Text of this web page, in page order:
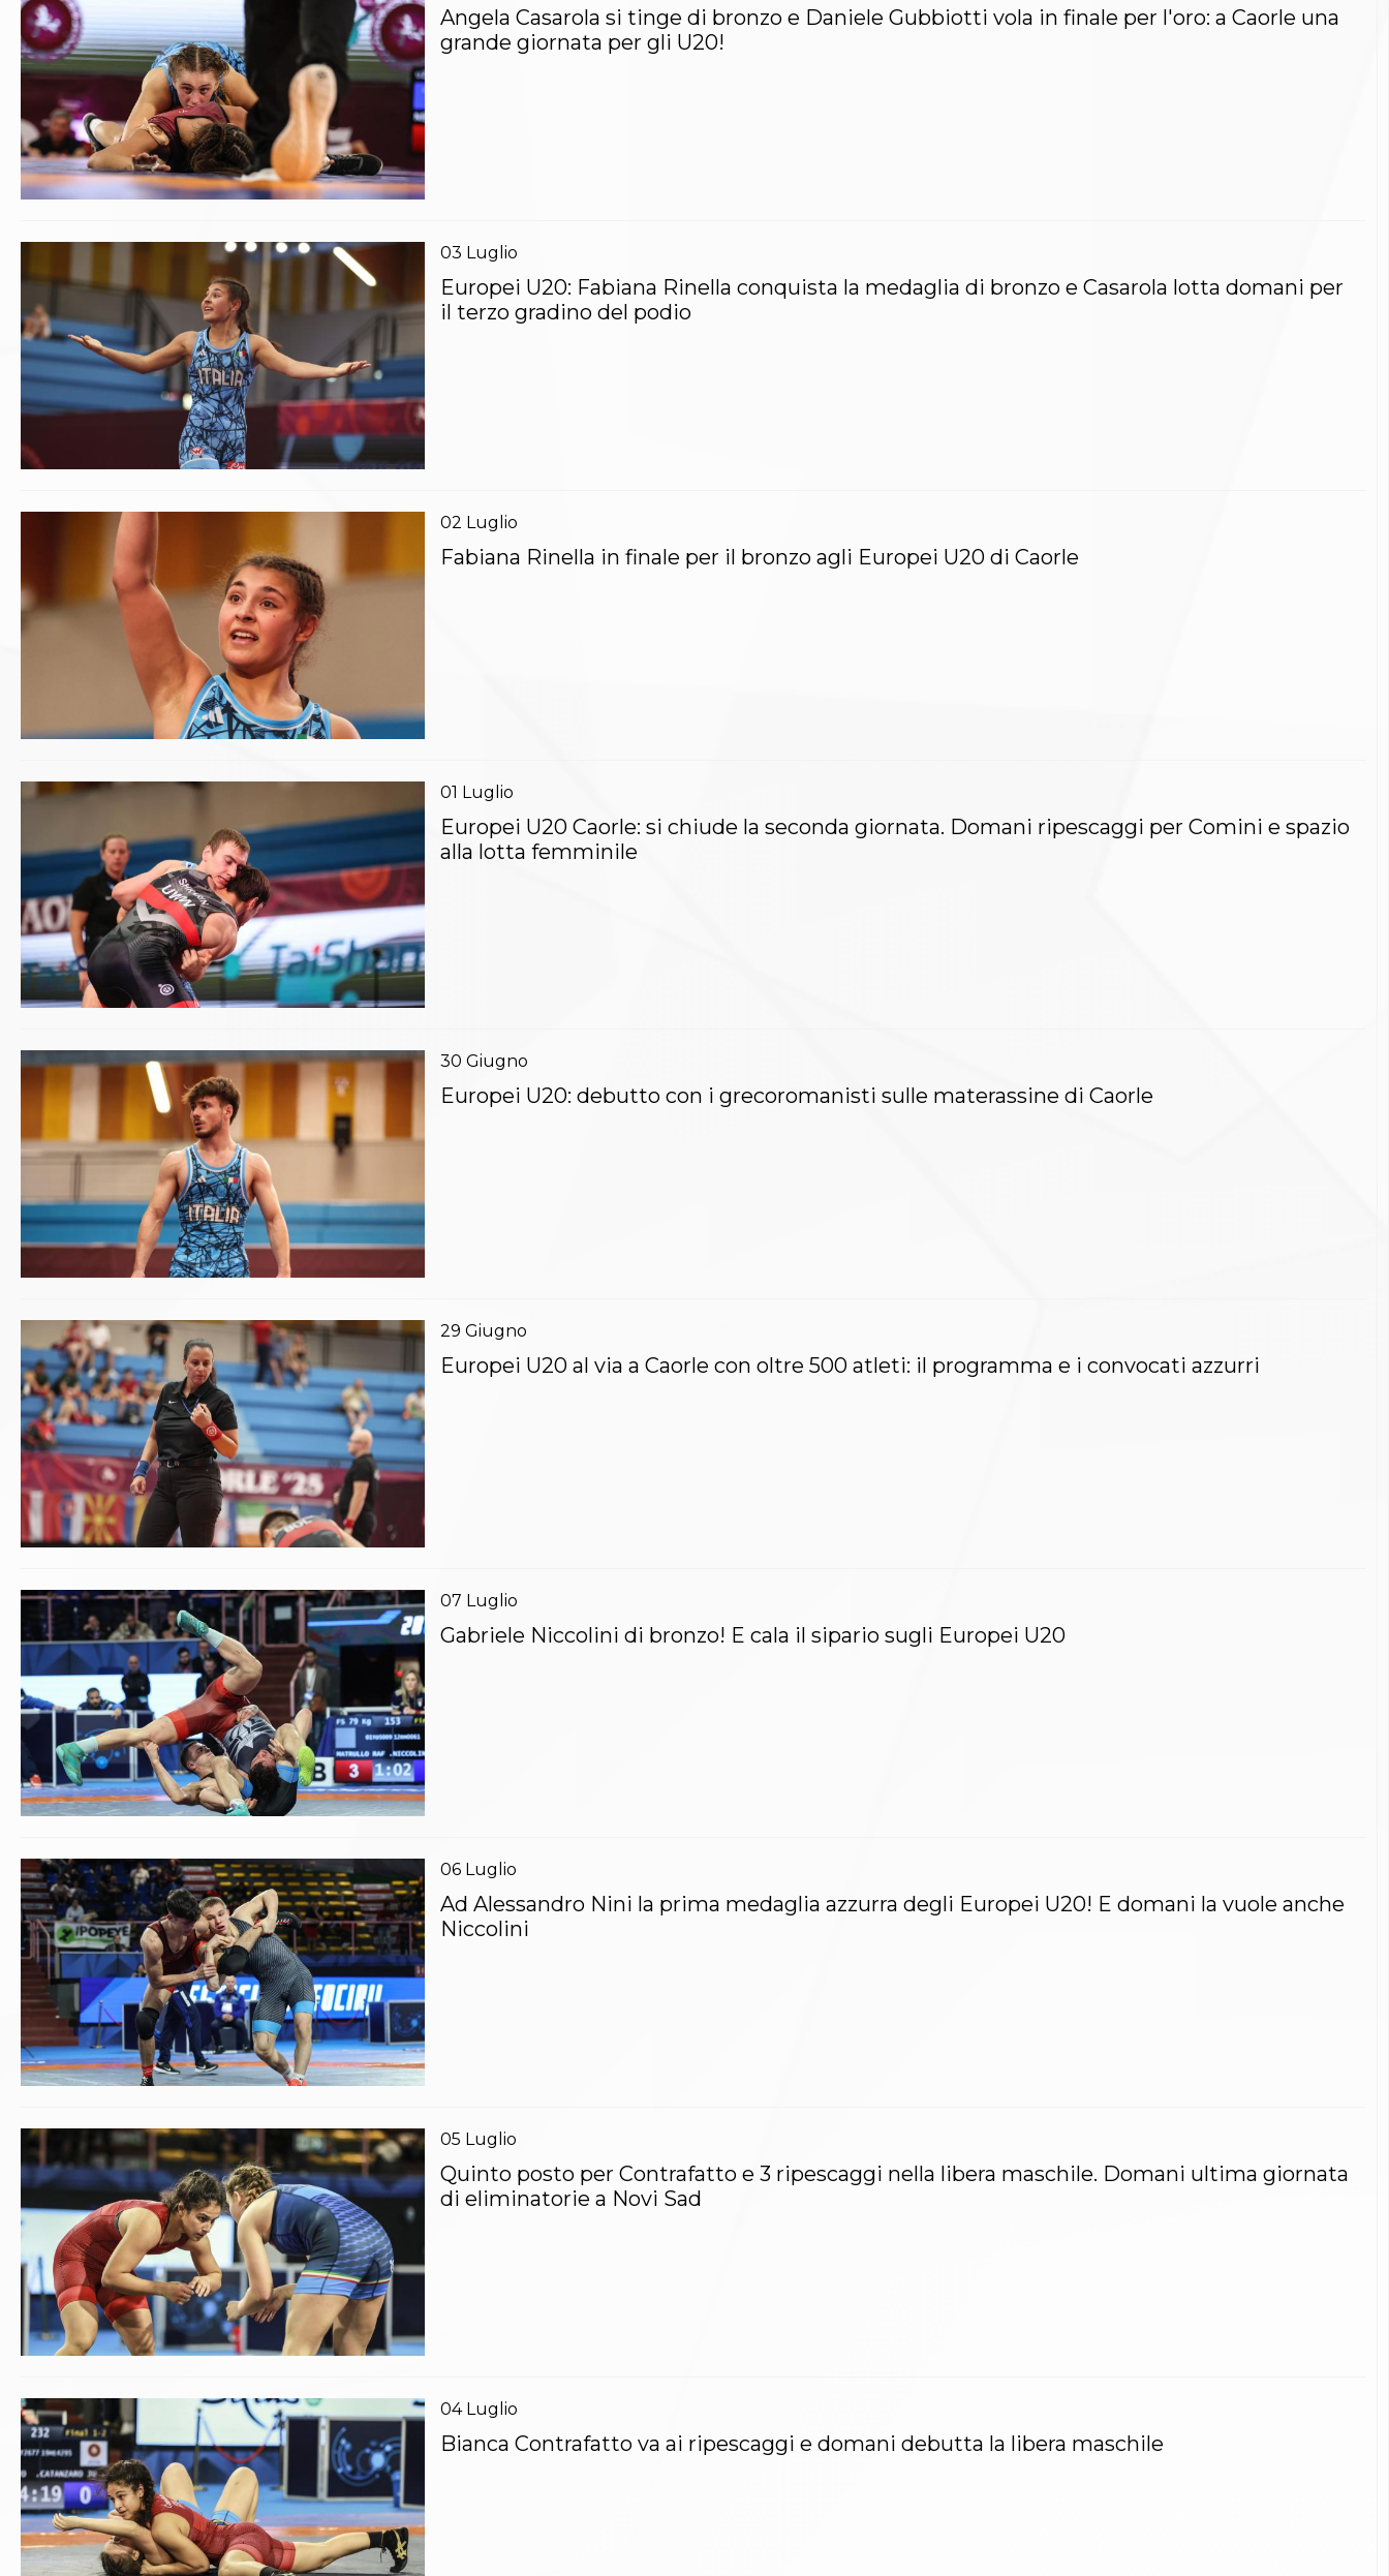
Libreria FIJLKAM
Athlon.net
Rivista ATHLON
Galleria Fotografica
Video
Partners
Trasparenza
FIJLKAM trasparente
Amministrazione
Gare d’Appalto
Whistleblowing
Judo
La disciplina
News
Attività Didattica
Gare e Risultati
Albi Federali
Arbitri
Lotta
La disciplina
Gare e Risultati
Albi Federali
Karate
La disciplina
News
Gare e Risultati
Attività Didattica
Albi Federali
Arti marziali
Aikido
Sumo
Grappling
BJJ
Pancrazio/Pankration
S'istrumpa
News
Calendario Attività
Difesa Personale MGA
La disciplina
Mappa del sito
Cerca
Contatti
News
Cookies Accept
Newsletter
Catalogo formativo
Webinar
Corsi Monotematici
Corsi di Specializzazione
Edutraining class - Didattica infantile
Corso dirigenti sportivi
Corso Direttore di Gara
Abilitazioni
Sportello Fiscale
News
Modulistica
FAQ
Quesiti fiscali
Sostenibilità
Angela Casarola si tinge di bronzo e Daniele Gubbiotti vola in finale per l'oro: a Caorle una
grande giornata per gli U20!
03 Luglio
Europei U20: Fabiana Rinella conquista la medaglia di bronzo e Casarola lotta domani per
il terzo gradino del podio
02 Luglio
Fabiana Rinella in finale per il bronzo agli Europei U20 di Caorle
01 Luglio
Europei U20 Caorle: si chiude la seconda giornata. Domani ripescaggi per Comini e spazio
alla lotta femminile
30 Giugno
Europei U20: debutto con i grecoromanisti sulle materassine di Caorle
29 Giugno
Europei U20 al via a Caorle con oltre 500 atleti: il programma e i convocati azzurri
07 Luglio
Gabriele Niccolini di bronzo! E cala il sipario sugli Europei U20
06 Luglio
Ad Alessandro Nini la prima medaglia azzurra degli Europei U20! E domani la vuole anche
Niccolini
05 Luglio
Quinto posto per Contrafatto e 3 ripescaggi nella libera maschile. Domani ultima giornata
di eliminatorie a Novi Sad
04 Luglio
Bianca Contrafatto va ai ripescaggi e domani debutta la libera maschile